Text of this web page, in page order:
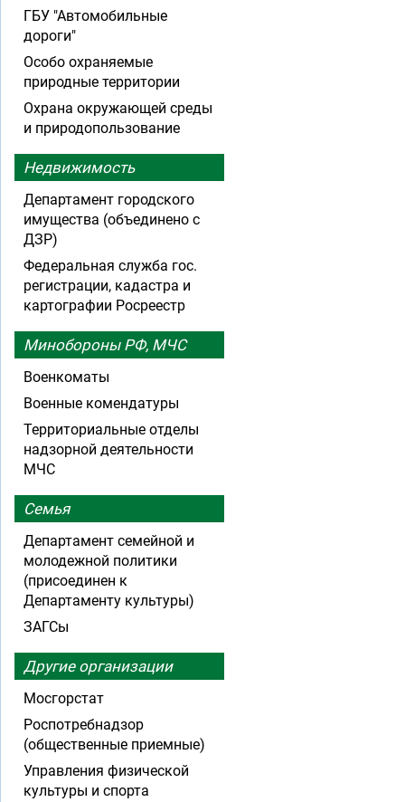
ГБУ "Автомобильные
дороги"
Особо охраняемые
природные территории
Охрана окружающей среды
и природопользование
Недвижимость
Департамент городского
имущества (объединено с
ДЗР)
Федеральная служба гос.
регистрации, кадастра и
картографии Росреестр
Минобороны РФ, МЧС
Военкоматы
Военные комендатуры
Территориальные отделы
надзорной деятельности
МЧС
Семья
Департамент семейной и
молодежной политики
(присоединен к
Департаменту культуры)
ЗАГСы
Другие организации
Мосгорстат
Роспотребнадзор
(общественные приемные)
Управления физической
культуры и спорта